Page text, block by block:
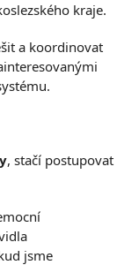
kraje.
a koordinovat
, stačí postupovat
jsme